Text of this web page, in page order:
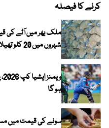
کرنے کا فیصلہ
ملک بھر میں آٹے کی
شہروں میں 20 کلو تھیلا 100 روپے تک مہنگا
ہو گا
سونے کی قیمت میں